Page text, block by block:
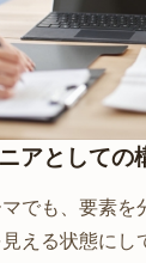
アとしての
でも、要素を
える状態にし